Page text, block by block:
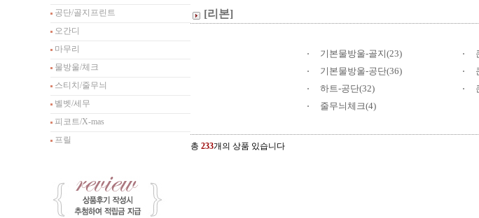
공단/골지프린트
오간디
마무리
물방울/체크
스티치/줄무늬
벨벳/세무
피코트/X-mas
프릴
[리본]
기본물방울-골지(23)
기본물방울-공단(36)
하트-공단(32)
줄무늬체크(4)
총 233개의 상품 있습니다